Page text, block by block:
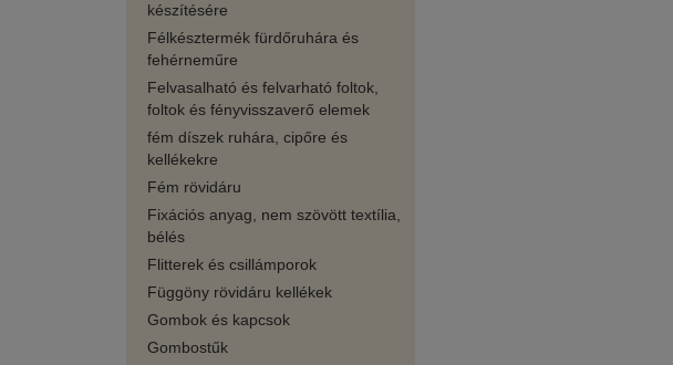
készítésére
Félkésztermék fürdőruhára és
fehérneműre
Felvasalható és felvarható foltok,
foltok és fényvisszaverő elemek
fém díszek ruhára, cipőre és
kellékekre
Fém rövidáru
Fixációs anyag, nem szövött textília,
bélés
Flitterek és csillámporok
Függöny rövidáru kellékek
Gombok és kapcsok
Gombostűk